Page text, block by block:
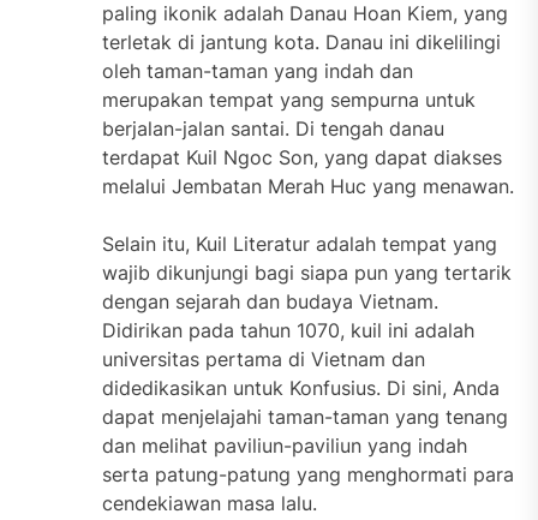
paling ikonik adalah Danau Hoan Kiem, yang
terletak di jantung kota. Danau ini dikelilingi
oleh taman-taman yang indah dan
merupakan tempat yang sempurna untuk
berjalan-jalan santai. Di tengah danau
terdapat Kuil Ngoc Son, yang dapat diakses
melalui Jembatan Merah Huc yang menawan.
Selain itu, Kuil Literatur adalah tempat yang
wajib dikunjungi bagi siapa pun yang tertarik
dengan sejarah dan budaya Vietnam.
Didirikan pada tahun 1070, kuil ini adalah
universitas pertama di Vietnam dan
didedikasikan untuk Konfusius. Di sini, Anda
dapat menjelajahi taman-taman yang tenang
dan melihat paviliun-paviliun yang indah
serta patung-patung yang menghormati para
cendekiawan masa lalu.